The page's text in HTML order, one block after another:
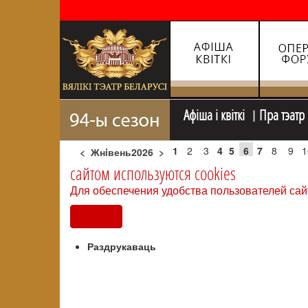
Афiша i квiткi Пра тэатр
< Жнiвень2026 > 1 2 3 4 5 6 7 8 9
сайтом используются cookies
Для обеспечения удобства пользователей
Раздрукаваць